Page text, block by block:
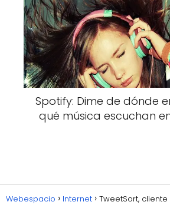
Spotify: Dime de dónde
qué música escuchan
Webespacio Internet TweetSort,